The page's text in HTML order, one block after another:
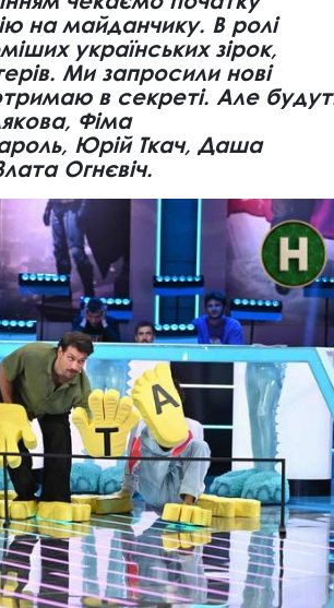
на майданчику. В ролі
українських зірок,
Ми запросили нові
в секреті. Але
Фіма
Юрій Ткач, Даша
Огнєвіч.